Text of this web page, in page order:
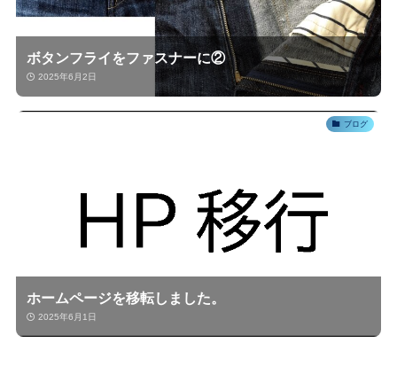
ボタンフライをファスナーに②
2025年6月2日
ブログ
ホームページを移転しました。
2025年6月1日